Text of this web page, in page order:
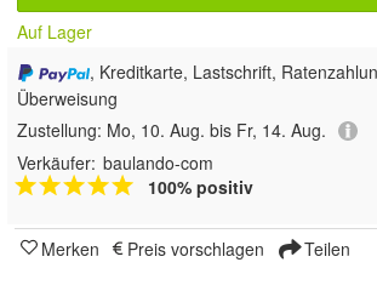
Auf Lager
, Kreditkarte, Lastschrift,
Überweisung
Zustellung: Mo, 10. Aug. bis Fr, 14. Aug.
Verkäufer: baulando-com
100% positiv
Merken Preis vorschlagen Teilen